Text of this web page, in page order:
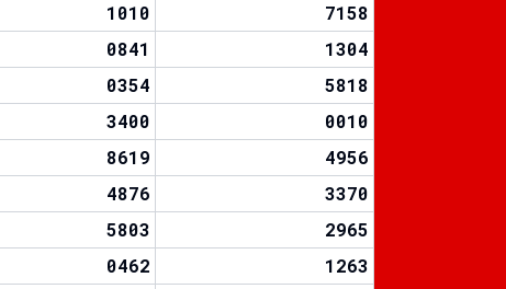
1010
7158
0841
1304
0354
5818
3400
0010
8619
4956
4876
3370
5803
2965
0462
1263